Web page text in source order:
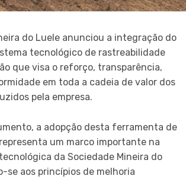
do Luele anunciou a integração do
tecnológico de rastreabilidade
que visa o reforço, transparência,
em toda a cadeia de valor dos
pela empresa.
a adopção desta ferramenta de
um marco importante na
da Sociedade Mineira do
se aos princípios de melhoria